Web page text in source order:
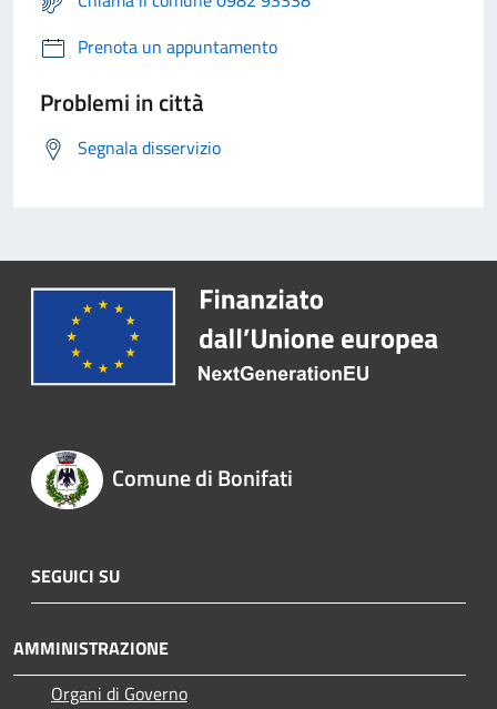
Prenota un appuntamento
Problemi in città
Segnala disservizio
Comune di Bonifati
SEGUICI SU
AMMINISTRAZIONE
Organi di Governo